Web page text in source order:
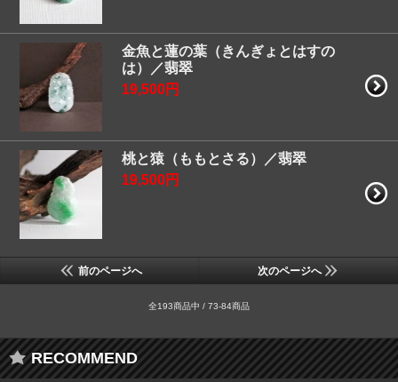
金魚と蓮の葉（きんぎょとはすの
は）／翡翠
19,500円
桃と猿（ももとさる）／翡翠
19,500円
前のページへ 次のページへ
全193商品中 / 73-84商品
RECOMMEND